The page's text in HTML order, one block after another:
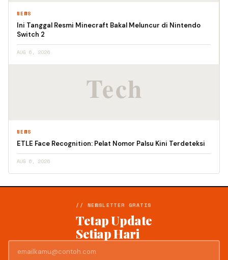
NEWS
Ini Tanggal Resmi Minecraft Bakal Meluncur di Nintendo
Switch 2
AUG 6, 2026
NEWS
ETLE Face Recognition: Pelat Nomor Palsu Kini Terdeteksi
AUG 6, 2026
// NEWSLETTER GRATIS
Tetap Update
Setiap Hari